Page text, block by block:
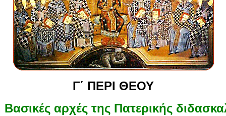
Γ΄ ΠΕΡΙ ΘΕΟΥ
Βασικές αρχές της Πατερικής